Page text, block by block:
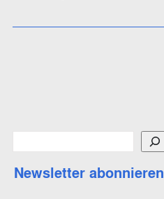
u
cNewsletter abonnieren